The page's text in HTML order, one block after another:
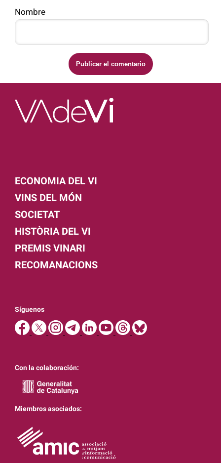
Nombre
ECONOMIA DEL VI
VINS DEL MÓN
SOCIETAT
HISTÒRIA DEL VI
PREMIS VINARI
RECOMANACIONS
Síguenos
Con la colaboración:
Miembros asociados: